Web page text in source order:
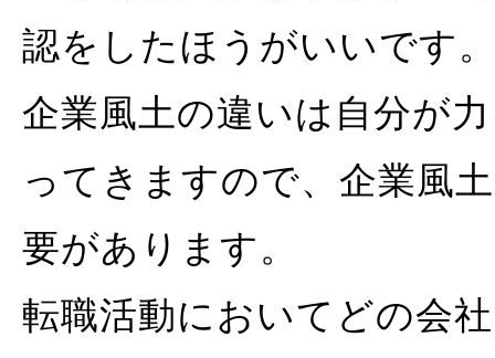
認をしたほうがいいです
企業風土の違いは自分が
ってきますので、企業風
要があります。
転職活動においてどの会